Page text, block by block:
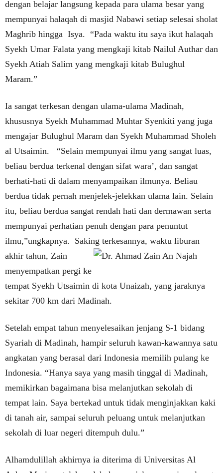
dengan belajar langsung kepada para ulama besar yang
mempunyai halaqah di masjid Nabawi setiap selesai sholat
Maghrib hingga Isya. “Pada waktu itu saya ikut halaqah
Syekh Umar Falata yang mengkaji kitab Nailul Authar dan
Syekh Atiah Salim yang mengkaji kitab Bulughul
Maram.”
Ia sangat terkesan dengan ulama-ulama Madinah,
khususnya Syekh Muhammad Muhtar Syenkiti yang juga
mengajar Bulughul Maram dan Syekh Muhammad Sholeh
al Utsaimin. “Selain mempunyai ilmu yang sangat luas,
beliau berdua terkenal dengan sifat wara’, dan sangat
berhati-hati di dalam menyampaikan ilmunya. Beliau
berdua tidak pernah menjelek-jelekkan ulama lain. Selain
itu, beliau berdua sangat rendah hati dan dermawan serta
mempunyai perhatian penuh dengan para penuntut
ilmu,”ungkapnya. Saking terkesannya, waktu liburan
akhir tahun, Zain
menyempatkan pergi ke
tempat Syekh Utsaimin di kota Unaizah, yang jaraknya
sekitar 700 km dari Madinah.
Setelah empat tahun menyelesaikan jenjang S-1 bidang
Syariah di Madinah, hampir seluruh kawan-kawannya satu
angkatan yang berasal dari Indonesia memilih pulang ke
Indonesia. “Hanya saya yang masih tinggal di Madinah,
memikirkan bagaimana bisa melanjutkan sekolah di
tempat lain. Saya bertekad untuk tidak menginjakkan kaki
di tanah air, sampai seluruh peluang untuk melanjutkan
sekolah di luar negeri ditempuh dulu.”
Alhamdulillah akhirnya ia diterima di Universitas Al